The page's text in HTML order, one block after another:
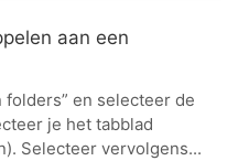
aan een
folders” en selecteer de
je het tabblad
Selecteer vervolgens...